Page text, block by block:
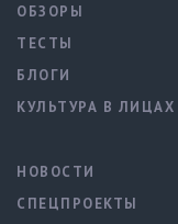
ОБЗОРЫ
ТЕСТЫ
БЛОГИ
КУЛЬТУРА В ЛИЦАХ
НОВОСТИ
СПЕЦПРОЕКТЫ